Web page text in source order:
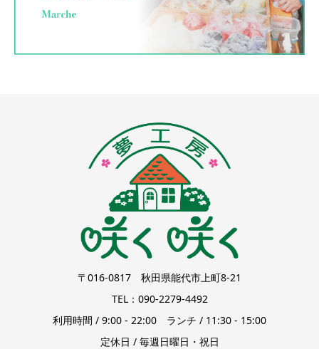
〒016-0817 秋田県能代市上町8-21
TEL：090-2279-4492
利用時間 / 9:00 - 22:00 ランチ / 11:30 - 15:00
定休日 / 毎週日曜日・祝日